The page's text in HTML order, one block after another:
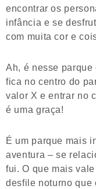
encontrar os
infância e se
com muita cor e
Ah, é nesse
fica no centro do
valor X e entrar no
é uma graça!
É um parque mais
aventura – se
fui. O que mais
desfile noturno que